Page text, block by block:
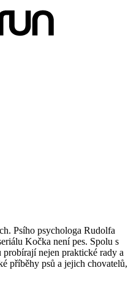
Psího psychologa Rudolfa
Kočka není pes. Spolu s
nejen praktické rady a
příběhy psů a jejich chovatelů,